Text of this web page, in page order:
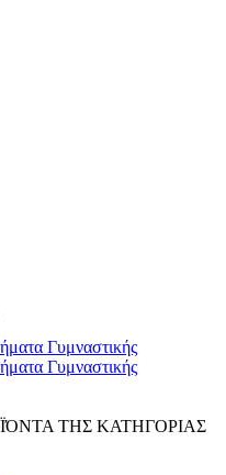
Γυμναστικής
Γυμναστικής
ΤΗΣ ΚΑΤΗΓΟΡΙΑΣ